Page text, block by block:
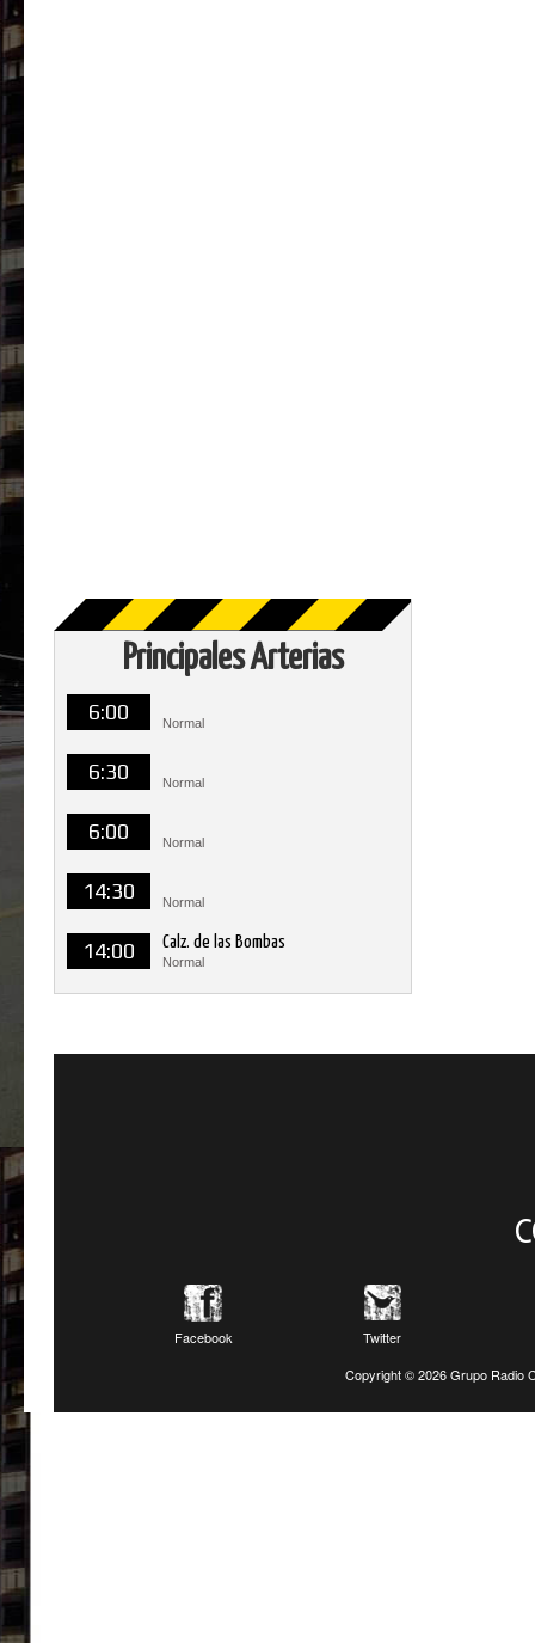
Principales Arterias
6:00 Normal
6:30 Normal
6:00 Normal
14:30 Normal
14:00 Calz. de las Bombas
Normal
Facebook
Twitter
Copyright ©2026 Grupo Radio